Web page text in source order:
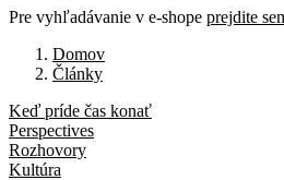
Pre vyhľadávanie v e-shope prejdite
Domov
Články
Keď príde čas konať
Perspectives
Rozhovory
Kultúra